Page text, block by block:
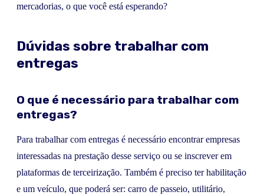
mercadorias, o que você está esperando?
Dúvidas sobre trabalhar com
entregas
O que é necessário para trabalhar com
entregas?
Para trabalhar com entregas é necessário encontrar empresas
interessadas na prestação desse serviço ou se inscrever em
plataformas de terceirização. Também é preciso ter habilitação
e um veículo, que poderá ser: carro de passeio, utilitário,